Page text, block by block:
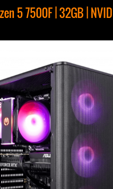
5 7500F | 32GB |